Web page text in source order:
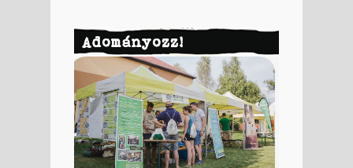
Adományozz!